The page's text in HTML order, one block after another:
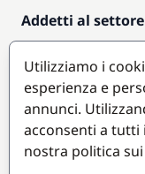
Addetti al settore
Accesso armatori
Diventare partner
Destinazioni
Utilizziamo i
esperienza e
annunci.
acconsenti a tutti
nostra politica